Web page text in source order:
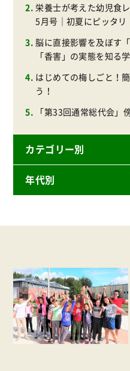
栄養士が考えた幼児食
5月号｜初夏にピッタリ
脳に直接影響を及ぼす
「香害」の実態を知る
はじめての梅しごと！
う！
「第33回通常総代会」
カテゴリー別
ニュースリリース
商品
環境
地域コミュニティ
組合員活動
平和と国際連帯
年代別
2023年
2022年
2021年
2020年